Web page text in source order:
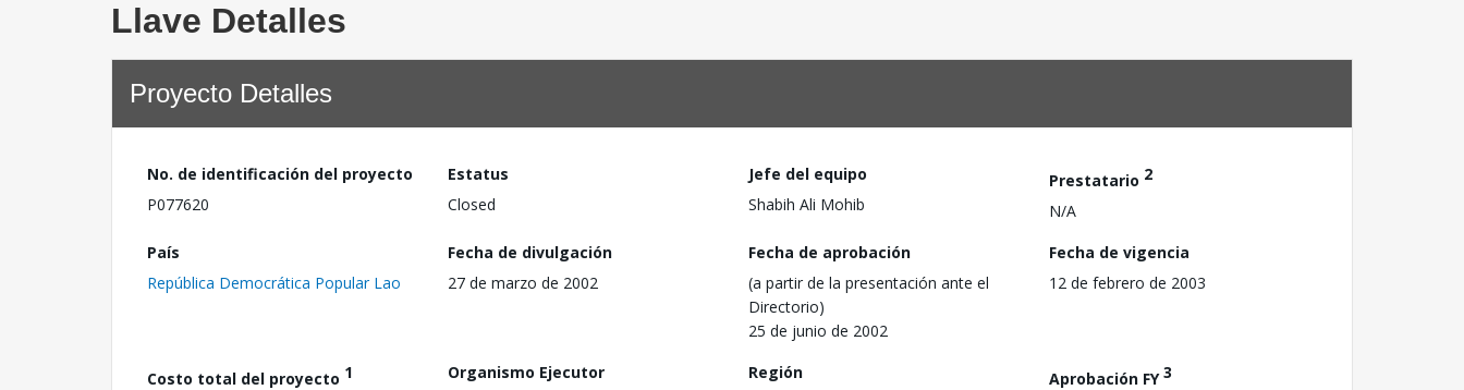
Llave Detalles
Proyecto Detalles
No. de identificación del proyecto
P077620
Estatus
Closed
Jefe del equipo
Shabih Ali Mohib
Prestatario 2
N/A
País
República Democrática Popular Lao
Fecha de divulgación
27 de marzo de 2002
Fecha de aprobación
(a partir de la presentación ante el
Directorio)
25 de junio de 2002
Fecha de vigencia
12 de febrero de 2003
Costo total del proyecto 1
Organismo Ejecutor
Región
Aprobación FY3